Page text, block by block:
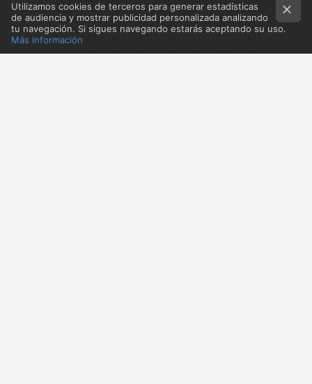
Utilizamos cookies de terceros para generar estadísticas
de audiencia y mostrar publicidad personalizada analizando
tu navegación. Si sigues navegando estarás aceptando su uso.
Más información